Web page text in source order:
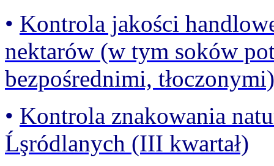
• Kontrola jakości
nektarów (w tym soków
bezpośrednimi,
• Kontrola znakowania
Ĺşródlanych (III kwartał)